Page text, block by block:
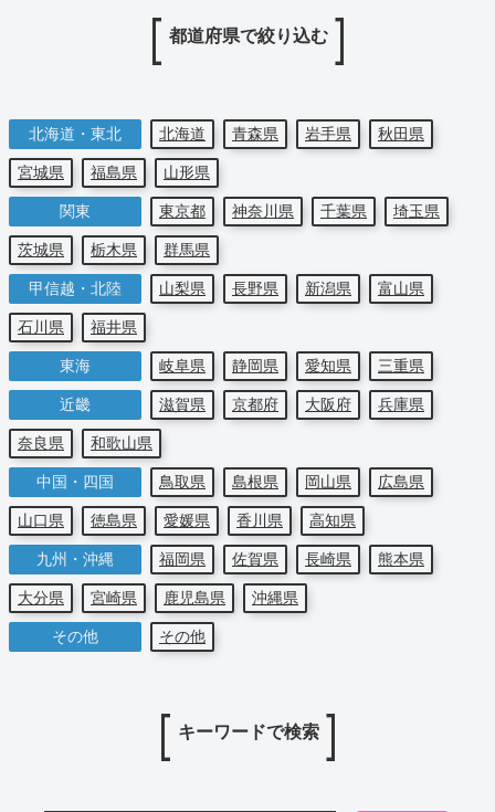
都道府県で絞り込む
北海道・東北 北海道 青森県 岩手県
秋田県
宮城県
福島県
山形県
関東
東京都 神奈川県 千葉県
埼玉県
茨城県
栃木県
群馬県
甲信越・北陸
山梨県 長野県 新潟県
富山県
石川県
福井県
東海
岐阜県 静岡県 愛知県
三重県
近畿
滋賀県 京都府 大阪府
兵庫県
奈良県
和歌山県
中国・四国
鳥取県 島根県 岡山県
広島県
山口県
徳島県 愛媛県 香川県
高知県
九州・沖縄
福岡県 佐賀県 長崎県
熊本県
大分県
宮崎県 鹿児島県
沖縄県
その他
その他
キーワードで検索